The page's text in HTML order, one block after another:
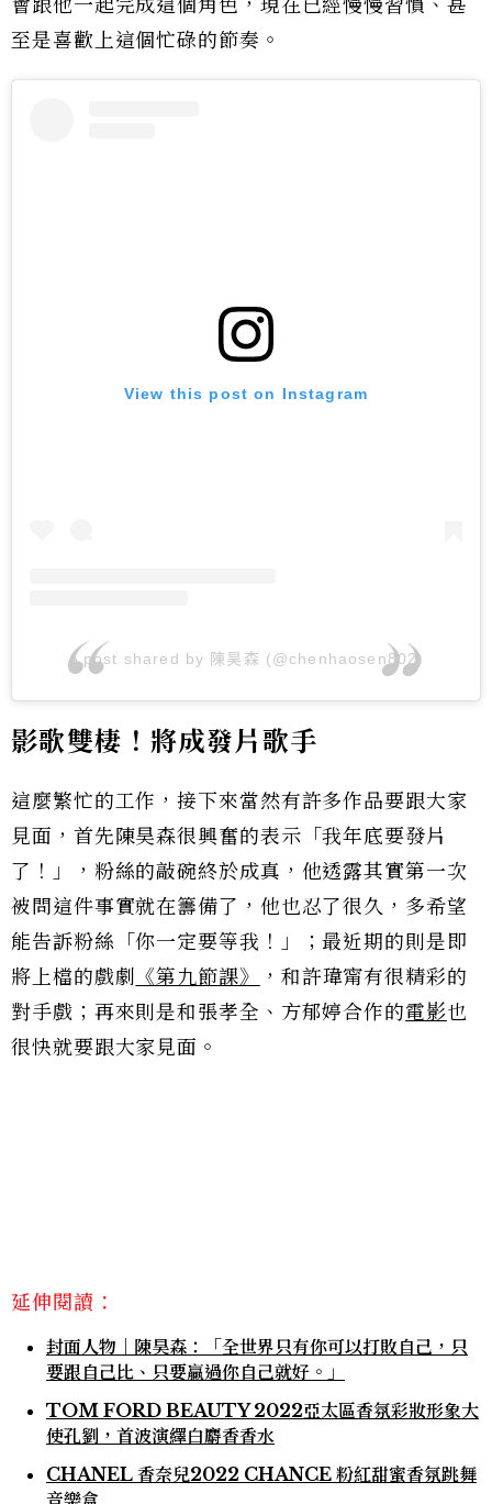
會跟他一起完成這個角色，現在已經慢慢習慣、甚
至是喜歡上這個忙碌的節奏。
View this post on Instagram
A post shared by 陳昊森 (@chenhaosen802)
影歌雙棲！將成發片歌手
這麼繁忙的工作，接下來當然有許多作品要跟大家
見面，首先陳昊森很興奮的表示「我年底要發片
了！」，粉絲的敲碗終於成真，他透露其實第一次
被問這件事實就在籌備了，他也忍了很久，多希望
能告訴粉絲「你一定要等我！」；最近期的則是即
將上檔的戲劇 《第九節課》
，和許瑋甯有很精彩的
對手戲；再來則是和張孝全、方郁婷合作的電影也
很快就要跟大家見面。
延伸閱讀：
封面人物｜陳昊森：「全世界只有你可以打敗自己，只
要跟自己比、只要贏過你自己就好。」
TOM FORD BEAUTY 2022亞太區香氛彩妝形象大
使孔劉，首波演繹白麝香香水
CHANEL 香奈兒2022 CHANCE 粉紅甜蜜香氛跳舞